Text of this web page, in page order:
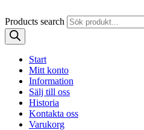
Products search
Start
Mitt konto
Information
Sälj till oss
Historia
Kontakta oss
Varukorg